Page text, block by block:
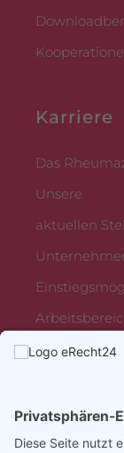
Karriere
Das
Unsere
aktuellen